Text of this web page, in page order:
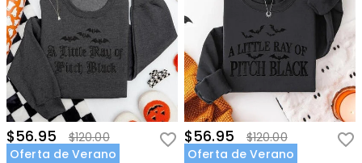
$56.95
$120.00
Oferta de Verano
$56.95
$120.00
Oferta de Verano